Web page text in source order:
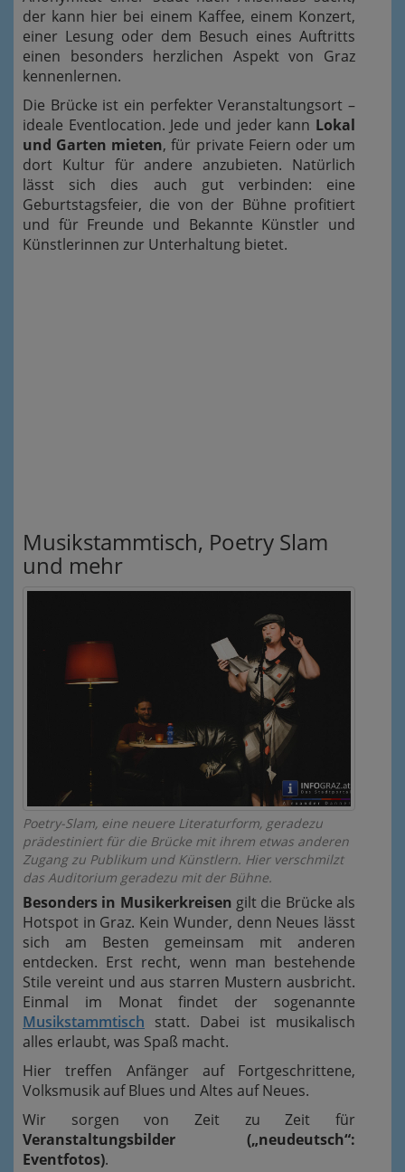
der kann hier bei einem Kaffee, einem Konzert,
einer Lesung oder dem Besuch eines Auftritts
einen besonders herzlichen Aspekt von Graz
kennenlernen.
Die Brücke ist ein perfekter Veranstaltungsort –
ideale Eventlocation. Jede und jeder kann Lokal
und Garten mieten, für private Feiern oder um
dort Kultur für andere anzubieten. Natürlich
lässt sich dies auch gut verbinden: eine
Geburtstagsfeier, die von der Bühne profitiert
und für Freunde und Bekannte Künstler und
Künstlerinnen zur Unterhaltung bietet.
Musikstammtisch, Poetry Slam
und mehr
Poetry-Slam, eine neuere Literaturform, geradezu
prädestiniert für die Brücke mit ihrem etwas anderen
Zugang zu Publikum und Künstlern. Hier verschmilzt
das Auditorium geradezu mit der Bühne.
Besonders in Musikerkreisen gilt die Brücke als
Hotspot in Graz. Kein Wunder, denn Neues lässt
sich am Besten gemeinsam mit anderen
entdecken. Erst recht, wenn man bestehende
Stile vereint und aus starren Mustern ausbricht.
Einmal im Monat findet der sogenannte
Musikstammtisch statt. Dabei ist musikalisch
alles erlaubt, was Spaß macht.
Hier treffen Anfänger auf Fortgeschrittene,
Volksmusik auf Blues und Altes auf Neues.
Wir sorgen von Zeit zu Zeit für
Veranstaltungsbilder („neudeutsch“:
Eventfotos).